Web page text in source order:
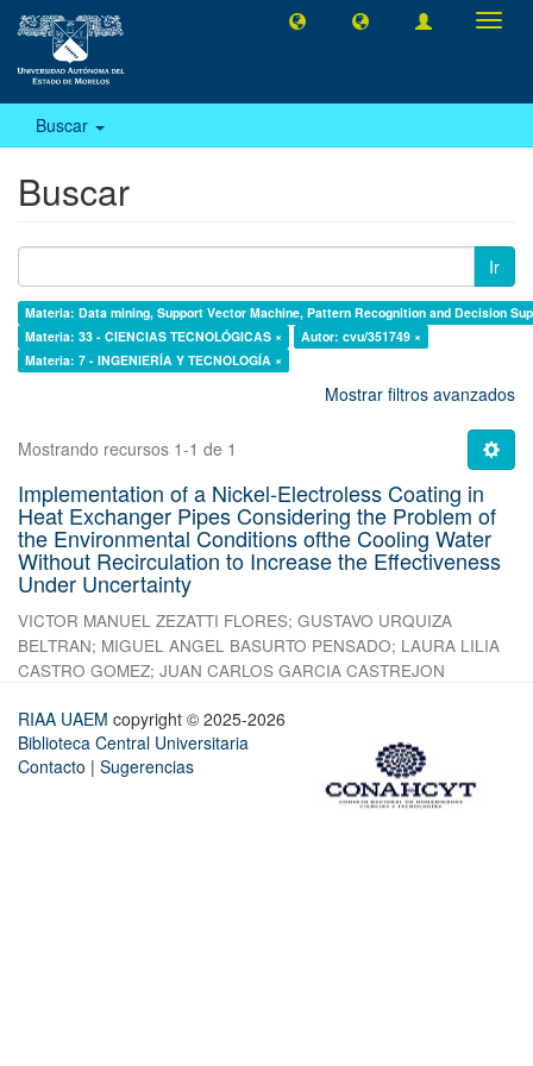
Buscar
Buscar
Ir
Materia: Data mining, Support Vector Machine, Pattern Recognition and Decision
Materia: 33 - CIENCIAS TECNOLÓGICAS ×
Autor: cvu/351749 ×
Materia: 7 - INGENIERÍA Y TECNOLOGÍA ×
Mostrar filtros avanzados
Mostrando recursos 1-1 de 1
Implementation of a Nickel-Electroless Coating in
Heat Exchanger Pipes Considering the Problem of
the Environmental Conditions ofthe Cooling Water
Without Recirculation to Increase the Effectiveness
Under Uncertainty
VICTOR MANUEL ZEZATTI FLORES; GUSTAVO URQUIZA
BELTRAN; MIGUEL ANGEL BASURTO PENSADO; LAURA LILIA
CASTRO GOMEZ; JUAN CARLOS GARCIA CASTREJON
RIAA UAEM copyright © 2025-2026
Biblioteca Central Universitaria
Contacto | Sugerencias